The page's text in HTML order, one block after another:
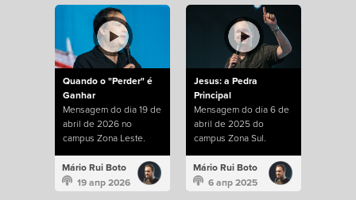
Quando o "Perder" é
Ganhar
Mensagem do dia 19 de
abril de 2026 no
campus Zona Leste.
Mário Rui Boto
19 апр 2026
Jesus: a Pedra
Principal
Mensagem do dia 6 de
abril de 2025 do
campus Zona Sul.
Mário Rui Boto
6 апр 2025